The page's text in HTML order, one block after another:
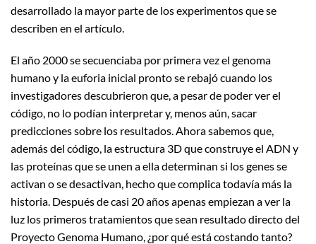
desarrollado la mayor parte de los experimentos que se
describen en el artículo.
El año 2000 se secuenciaba por primera vez el genoma
humano y la euforia inicial pronto se rebajó cuando los
investigadores descubrieron que, a pesar de poder ver el
código, no lo podían interpretar y, menos aún, sacar
predicciones sobre los resultados. Ahora sabemos que,
además del código, la estructura 3D que construye el ADN y
las proteínas que se unen a ella determinan si los genes se
activan o se desactivan, hecho que complica todavía más la
historia. Después de casi 20 años apenas empiezan a ver la
luz los primeros tratamientos que sean resultado directo del
Proyecto Genoma Humano, ¿por qué está costando tanto?